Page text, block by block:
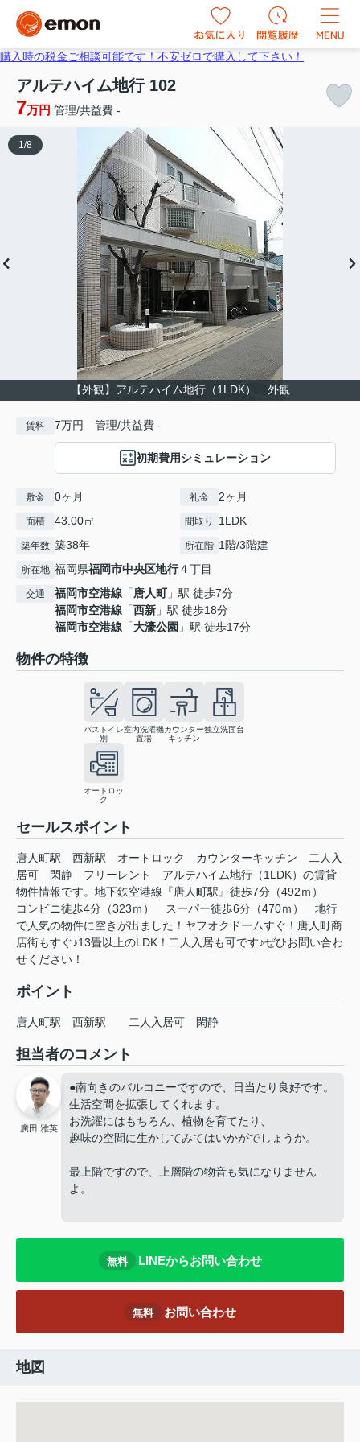
購入時の税金ご相談可能です！不安ゼロで購入して下さい！
アルテハイム地行 102
7万円 管理/共益費 -
【外観】アルテハイム地行（1LDK） 外観
1 /8
賃料 7万円 管理/共益費 -
初期費用シミュレーション
敷金 0ヶ月 礼金 2ヶ月
面積 43.00㎡ 間取り 1LDK
築年数 築38年 所在階 1階/3階建
所在地 福岡県福岡市中央区地行４丁目
交通 福岡市空港線 「唐人町」駅 徒歩7分
福岡市空港線 「西新 」駅 徒歩18分
福岡市空港線 「大濠公園 」駅 徒歩17分
物件の特徴
バストイレ
別
室内洗濯機
置場
カウンター
キッチン
独立洗面台
オートロッ
ク
セールスポイント
唐人町駅 西新駅 オートロック カウンターキッチン 二人入
居可 閑静 フリーレント アルテハイム地行（1LDK）の賃貸
物件情報です。地下鉄空港線『唐人町駅』徒歩7分（492ｍ）
コンビニ徒歩4分（323ｍ） スーパー徒歩6分（470ｍ） 地行
で人気の物件に空きが出ました！ヤフオクドームすぐ！唐人町商
店街もすぐ♪13畳以上のLDK！二人入居も可です♪ぜひお問い合わ
せください！
ポイント
唐人町駅 西新駅 二人入居可 閑静
担当者のコメント
廣田 雅英
●南向きのバルコニーですので、日当たり良好です。
生活空間を拡張してくれます。
お洗濯にはもちろん、植物を育てたり、
趣味の空間に生かしてみてはいかがでしょうか。
最上階ですので、上層階の物音も気になりません
よ。
無料 LINEからお問い合わせ
無料 お問い合わせ
地図